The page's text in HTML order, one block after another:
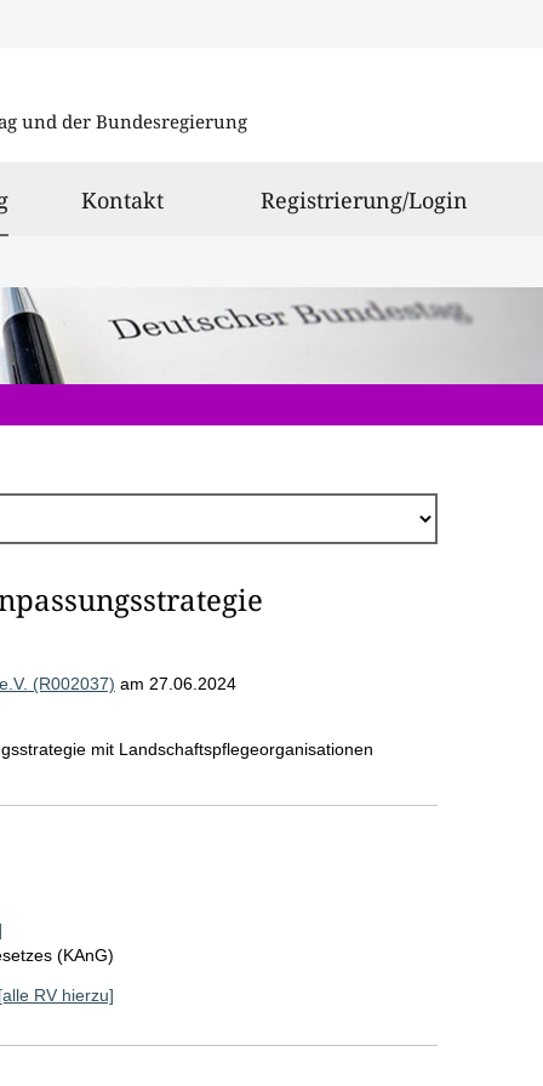
und der Bundesregierung
ausgewählt
Kontakt Registrierung/Login
(R002037) am 27.06.2024
mit Landschaftspflegeorganisationen
(KAnG)
[alle RV hierzu]